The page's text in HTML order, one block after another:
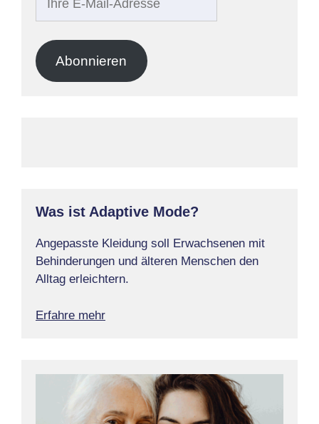
Adresse
Abonnieren
Was ist Adaptive Mode?
Angepasste Kleidung soll Erwachsenen mit
Behinderungen und älteren Menschen den
Alltag erleichtern.
Erfahre mehr